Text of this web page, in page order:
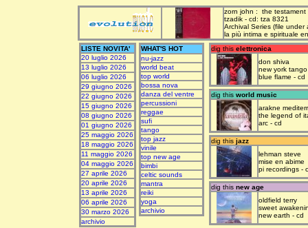
zorn john : the testament
tzadik - cd: tza 8321
Archival Series (file under
la più intima e spirituale
LISTE NOVITA'
20 luglio 2026
13 luglio 2026
06 luglio 2026
29 giugno 2026
22 giugno 2026
15 giugno 2026
08 giugno 2026
01 giugno 2026
25 maggio 2026
18 maggio 2026
11 maggio 2026
04 maggio 2026
27 aprile 2026
20 aprile 2026
13 aprile 2026
06 aprile 2026
30 marzo 2026
archivio
WHAT'S HOT
nu-jazz
world beat
top world
bossa nova
danza del ventre
percussioni
reggae
sufi
tango
top jazz
vinile
top new age
bimbi
celtic sounds
mantra
reiki
yoga
archivio
dig this elettronica
don shiva
new york tango
blue flame - cd
dig this world music
arakne
the legend of
arc - cd
dig this jazz
lehman steve
mise en abime
pi recordings -
dig this new age
oldfield terry
sweet
new earth - cd